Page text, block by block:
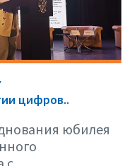
цифров..
юбилея